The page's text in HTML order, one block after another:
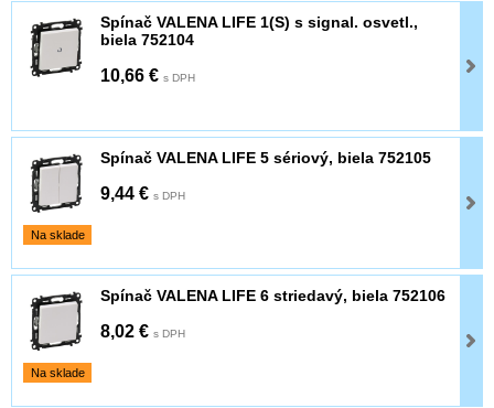
Spínač VALENA LIFE 1(S) s signal. osvetl.,
biela 752104
10,66 € s DPH
Na sklade
Spínač VALENA LIFE 5 sériový, biela 752105
9,44 € s DPH
Na sklade
Spínač VALENA LIFE 6 striedavý, biela 752106
8,02 € s DPH